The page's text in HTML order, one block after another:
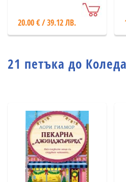
20.00 € / 39.12 ЛВ.
21 петъка до Коледа